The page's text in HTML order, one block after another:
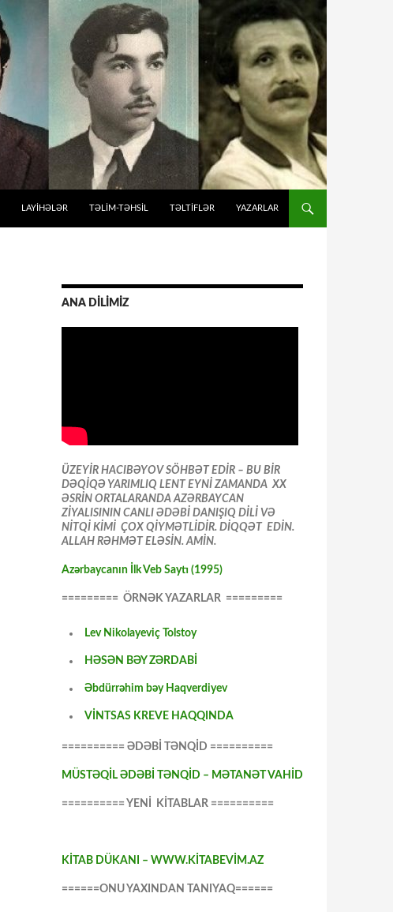
LAYİHƏLƏR TƏLIM-TƏHSIL TƏLTİFLƏR YAZARLAR
ANA DİLİMİZ
ÜZEYİR HACIBƏYOV SÖHBƏT EDİR – BU BİR
DƏQİQƏ YARIMLIQ LENT EYNİ ZAMANDA XX
ƏSRİN ORTALARANDA AZƏRBAYCAN
ZİYALISININ CANLI ƏDƏBİ DANIŞIQ DİLİ VƏ
NİTQİ KİMİ ÇOX QİYMƏTLİDİR. DİQQƏT EDİN.
ALLAH RƏHMƏT ELƏSİN. AMİN.
Azərbaycanın İlk Veb Saytı (1995)
========= ÖRNƏK YAZARLAR =========
Lev Nikolayeviç Tolstoy
HƏSƏN BƏY ZƏRDABİ
Əbdürrəhim bəy Haqverdiyev
VİNTSAS KREVE HAQQINDA
========== ƏDƏBİ TƏNQİD ==========
MÜSTƏQİL ƏDƏBİ TƏNQİD – MƏTANƏT VAHİD
========== YENİ KİTABLAR ==========
KİTAB DÜKANI – WWW.KİTABEVİM.AZ
======ONU YAXINDAN TANIYAQ======